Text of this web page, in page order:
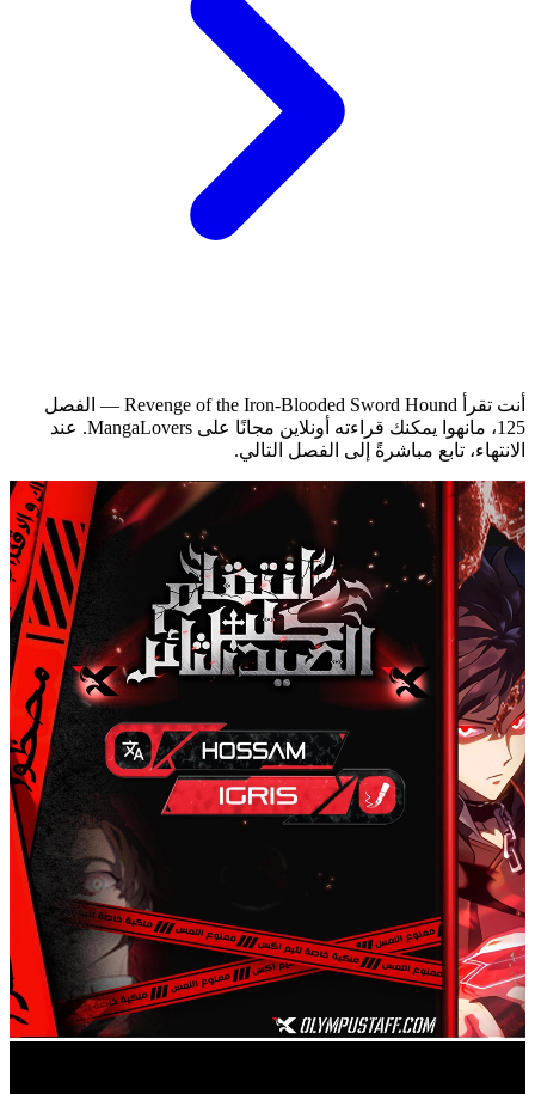
أنت تقرأ Revenge of the Iron-Blooded Sword Hound — الفصل
125، مانهوا يمكنك قراءته أونلاين مجانًا على MangaLovers.
عند
الانتهاء، تابع مباشرةً إلى الفصل التالي.